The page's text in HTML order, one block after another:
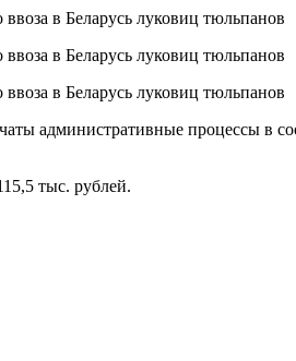
административные процессы в
тыс. рублей.